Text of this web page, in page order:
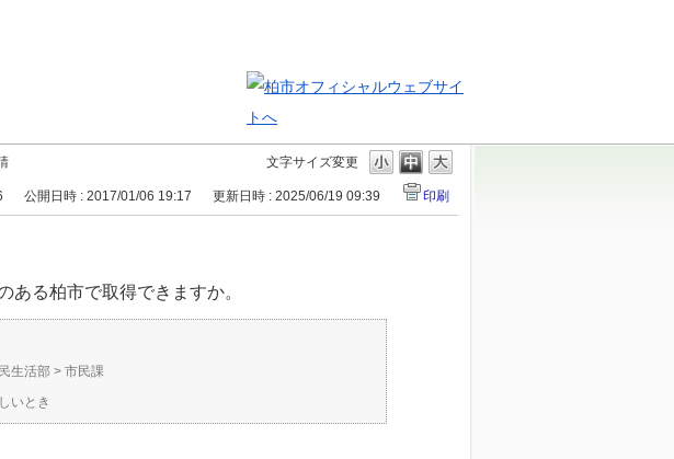
文字サイズ変更
公開日時 : 2017/01/06 19:17 更新日時 : 2025/06/19 09:39 印刷
る柏市で取得できますか。
生活部 > 市民課
いとき